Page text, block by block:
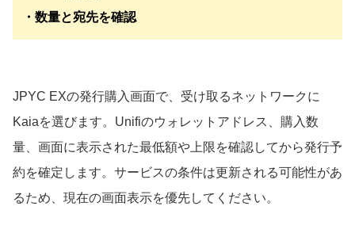
・数量と宛先を確認
JPYC EXの発行購入画面で、受け取るネットワークに
Kaiaを選びます。Unifiのウォレットアドレス、購入数
量、画面に表示された最低額や上限を確認してから発行予
約を確定します。サービスの条件は更新される可能性があ
るため、現在の画面表示を優先してください。